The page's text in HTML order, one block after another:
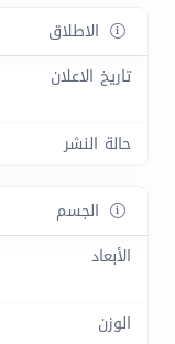
الاطلاق
تاريخ الاعلان
حالة النشر
الجسم
الأبعاد
الوزن